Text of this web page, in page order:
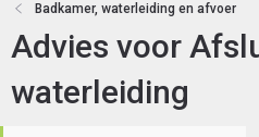
Badkamer, waterleiding en afvoer
Advies voor
waterleiding